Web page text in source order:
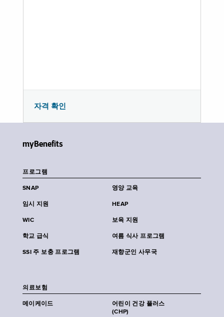
자격 확인
myBenefits
프로그램
SNAP 영양 교육
임시 지원 HEAP
WIC 보육 지원
학교 급식 여름 식사 프로그램
SSI 주 보충 프로그램 재향군인 사무국
의료보험
메이케이드
어린이 건강 플러스
(CHP)